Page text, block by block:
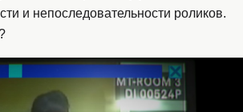
и непоследовательности роликов.